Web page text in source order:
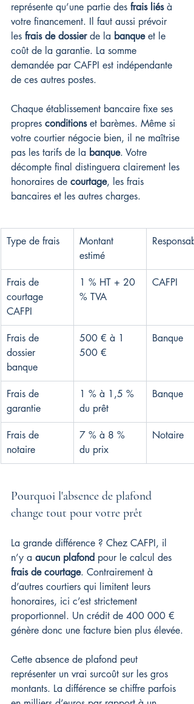
représente qu’une partie des frais liés à
votre financement. Il faut aussi prévoir
les frais de dossier de la banque et le
coût de la garantie. La somme
demandée par CAFPI est indépendante
de ces autres postes.
Chaque établissement bancaire fixe ses
propres conditions et barèmes. Même si
votre courtier négocie bien, il ne maîtrise
pas les tarifs de la banque. Votre
décompte final distinguera clairement les
honoraires de courtage, les frais
bancaires et les autres charges.
Type de frais
Montant
estimé
Frais de
courtage
CAFPI
1 % HT + 20
% TVA
CAFPI
Frais de
dossier
banque
500 € à 1
500 €
Banque
Frais de
garantie
1 % à 1,5 %
du prêt
Banque
Frais de
notaire
7 % à 8 %
du prix
Notaire
Pourquoi l'absence de plafond
change tout pour votre prêt
La grande différence ? Chez CAFPI, il
n’y a aucun plafond pour le calcul des
frais de courtage. Contrairement à
d’autres courtiers qui limitent leurs
honoraires, ici c’est strictement
proportionnel. Un crédit de 400 000 €
génère donc une facture bien plus élevée.
Cette absence de plafond peut
représenter un vrai surcoût sur les gros
montants. La différence se chiffre parfois